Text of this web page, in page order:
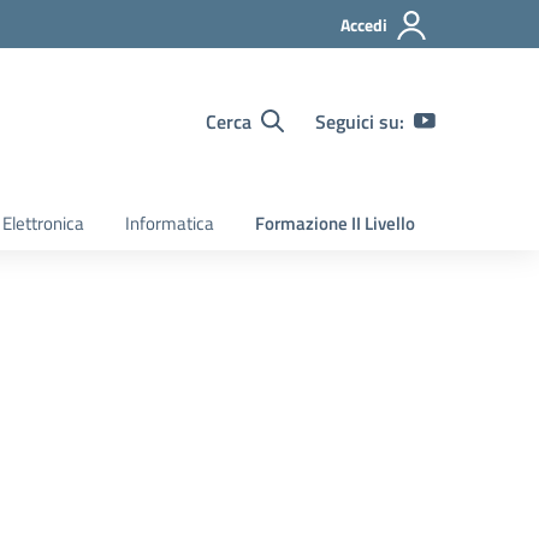
Accedi
Cerca Seguici su:
Elettronica Informatica Formazione II Livello